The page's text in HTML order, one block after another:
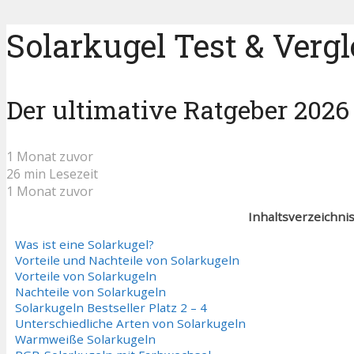
Solarkugel Test &
Der ultimative Ratgeber 2026
1 Monat zuvor
26 min Lesezeit
1 Monat zuvor
Inhaltsverzeichnis
Was ist eine Solarkugel?
Vorteile und Nachteile von Solarkugeln
Vorteile von Solarkugeln
Nachteile von Solarkugeln
Solarkugeln Bestseller Platz 2 – 4
Unterschiedliche Arten von Solarkugeln
Warmweiße Solarkugeln